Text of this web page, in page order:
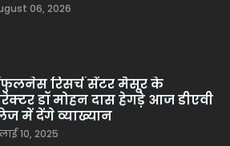
06, 2026
रिसर्च सेंटर मैसूर के
डॉ मोहन दास हेगड़े आज डीएवी
में देंगे व्याख्यान
10, 2025